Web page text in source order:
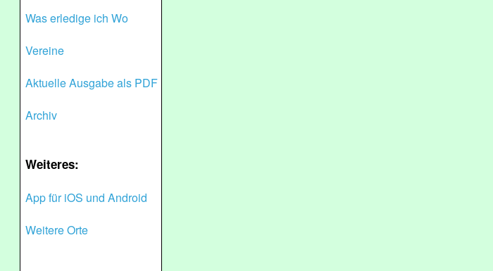
Was erledige ich Wo
Vereine
Aktuelle Ausgabe als PDF
Archiv
Weiteres:
App für iOS und Android
Weitere Orte